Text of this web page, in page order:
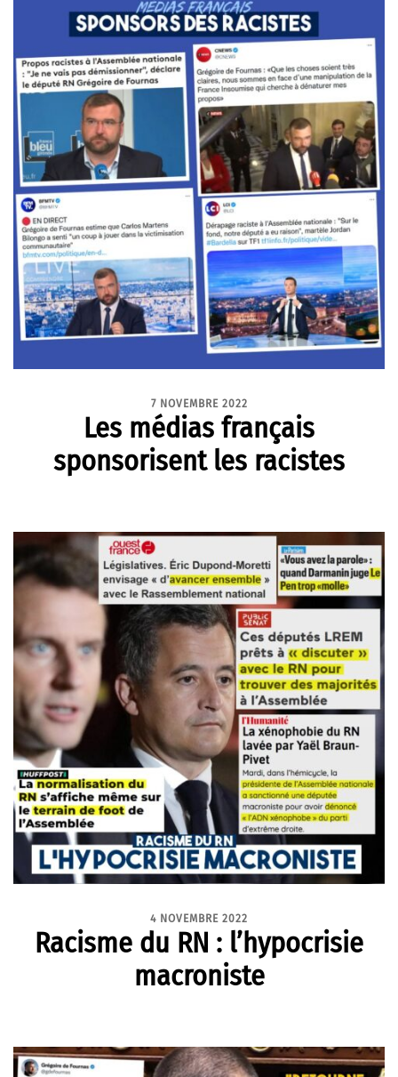
7 NOVEMBRE 2022
Les médias français
sponsorisent les racistes
4 NOVEMBRE 2022
Racisme du RN : l’hypocrisie
macroniste